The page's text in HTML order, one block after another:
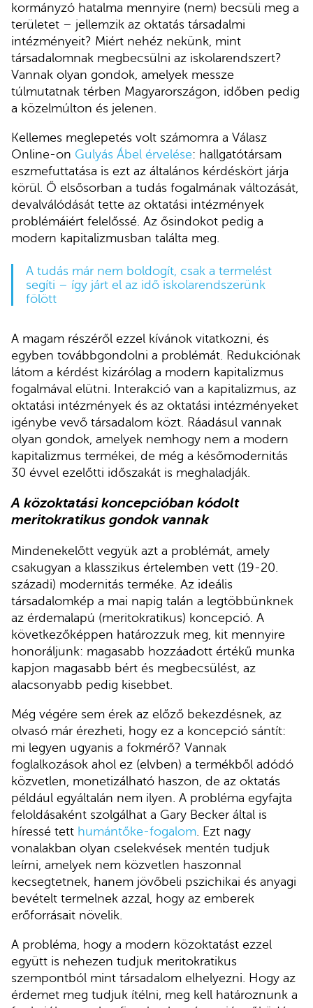
kormányzó hatalma mennyire (nem) becsüli meg a
területet – jellemzik az oktatás társadalmi
intézményeit? Miért nehéz nekünk, mint
társadalomnak megbecsülni az iskolarendszert?
Vannak olyan gondok, amelyek messze
túlmutatnak térben Magyarországon, időben pedig
a közelmúlton és jelenen.
Kellemes meglepetés volt számomra a Válasz
Online-on Gulyás Ábel érvelése: hallgatótársam
eszmefuttatása is ezt az általános kérdéskört járja
körül. Ő elsősorban a tudás fogalmának változását,
devalválódását tette az oktatási intézmények
problémáiért felelőssé. Az ősindokot pedig a
modern kapitalizmusban találta meg.
A tudás már nem boldogít, csak a termelést
segíti – így járt el az idő iskolarendszerünk
fölött
A magam részéről ezzel kívánok vitatkozni, és
egyben továbbgondolni a problémát. Redukciónak
látom a kérdést kizárólag a modern kapitalizmus
fogalmával elütni. Interakció van a kapitalizmus, az
oktatási intézmények és az oktatási intézményeket
igénybe vevő társadalom közt. Ráadásul vannak
olyan gondok, amelyek nemhogy nem a modern
kapitalizmus termékei, de még a későmodernitás
30 évvel ezelőtti időszakát is meghaladják.
A közoktatási koncepcióban kódolt
meritokratikus gondok vannak
Mindenekelőtt vegyük azt a problémát, amely
csakugyan a klasszikus értelemben vett (19-20.
századi) modernitás terméke. Az ideális
társadalomkép a mai napig talán a legtöbbünknek
az érdemalapú (meritokratikus) koncepció. A
következőképpen határozzuk meg, kit mennyire
honoráljunk: magasabb hozzáadott értékű munka
kapjon magasabb bért és megbecsülést, az
alacsonyabb pedig kisebbet.
Még végére sem érek az előző bekezdésnek, az
olvasó már érezheti, hogy ez a koncepció sántít:
mi legyen ugyanis a fokmérő? Vannak
foglalkozások ahol ez (elvben) a termékből adódó
közvetlen, monetizálható haszon, de az oktatás
például egyáltalán nem ilyen. A probléma egyfajta
feloldásaként szolgálhat a Gary Becker által is
híressé tett humántőke-fogalom. Ezt nagy
vonalakban olyan cselekvések mentén tudjuk
leírni, amelyek nem közvetlen haszonnal
kecsegtetnek, hanem jövőbeli pszichikai és anyagi
bevételt termelnek azzal, hogy az emberek
erőforrásait növelik.
A probléma, hogy a modern közoktatást ezzel
együtt is nehezen tudjuk meritokratikus
szempontból mint társadalom elhelyezni. Hogy az
érdemet meg tudjuk ítélni, meg kell határoznunk a